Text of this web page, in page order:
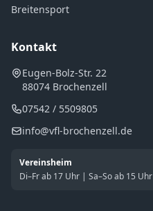
Breitensport
Kontakt
Eugen-Bolz-Str. 22
88074 Brochenzell
07542 / 5509805
info@vfl-brochenzell.de
Vereinsheim
Di–Fr ab 17 Uhr | Sa–So ab 15 Uhr